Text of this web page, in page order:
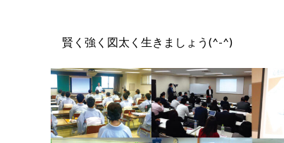
賢く強く図太く生きましょう(^-^)